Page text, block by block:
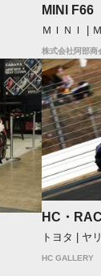
MINI F66
ＭＩＮＩ |
株式会社阿部商
HC・
トヨタ | ヤ
HC GALLERY